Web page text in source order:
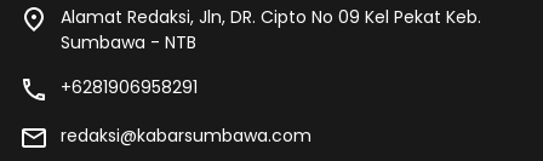
Alamat Redaksi, Jln, DR. Cipto No 09 Kel Pekat Keb.
Sumbawa - NTB
+6281906958291
redaksi@kabarsumbawa.com